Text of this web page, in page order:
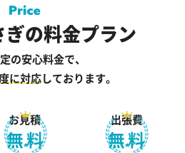
の料金プラン
の安心料金で、
に対応しております。
お見積
無料
出張費
無料